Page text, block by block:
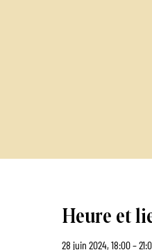
Heure et
28 juin 2024, 18:00 –